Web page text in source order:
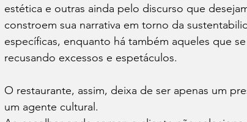
estética e outras ainda pelo discurso que
constroem sua narrativa em torno da
específicas, enquanto há também aqueles que
recusando excessos e espetáculos.
O restaurante, assim, deixa de ser apenas um
um agente cultural.